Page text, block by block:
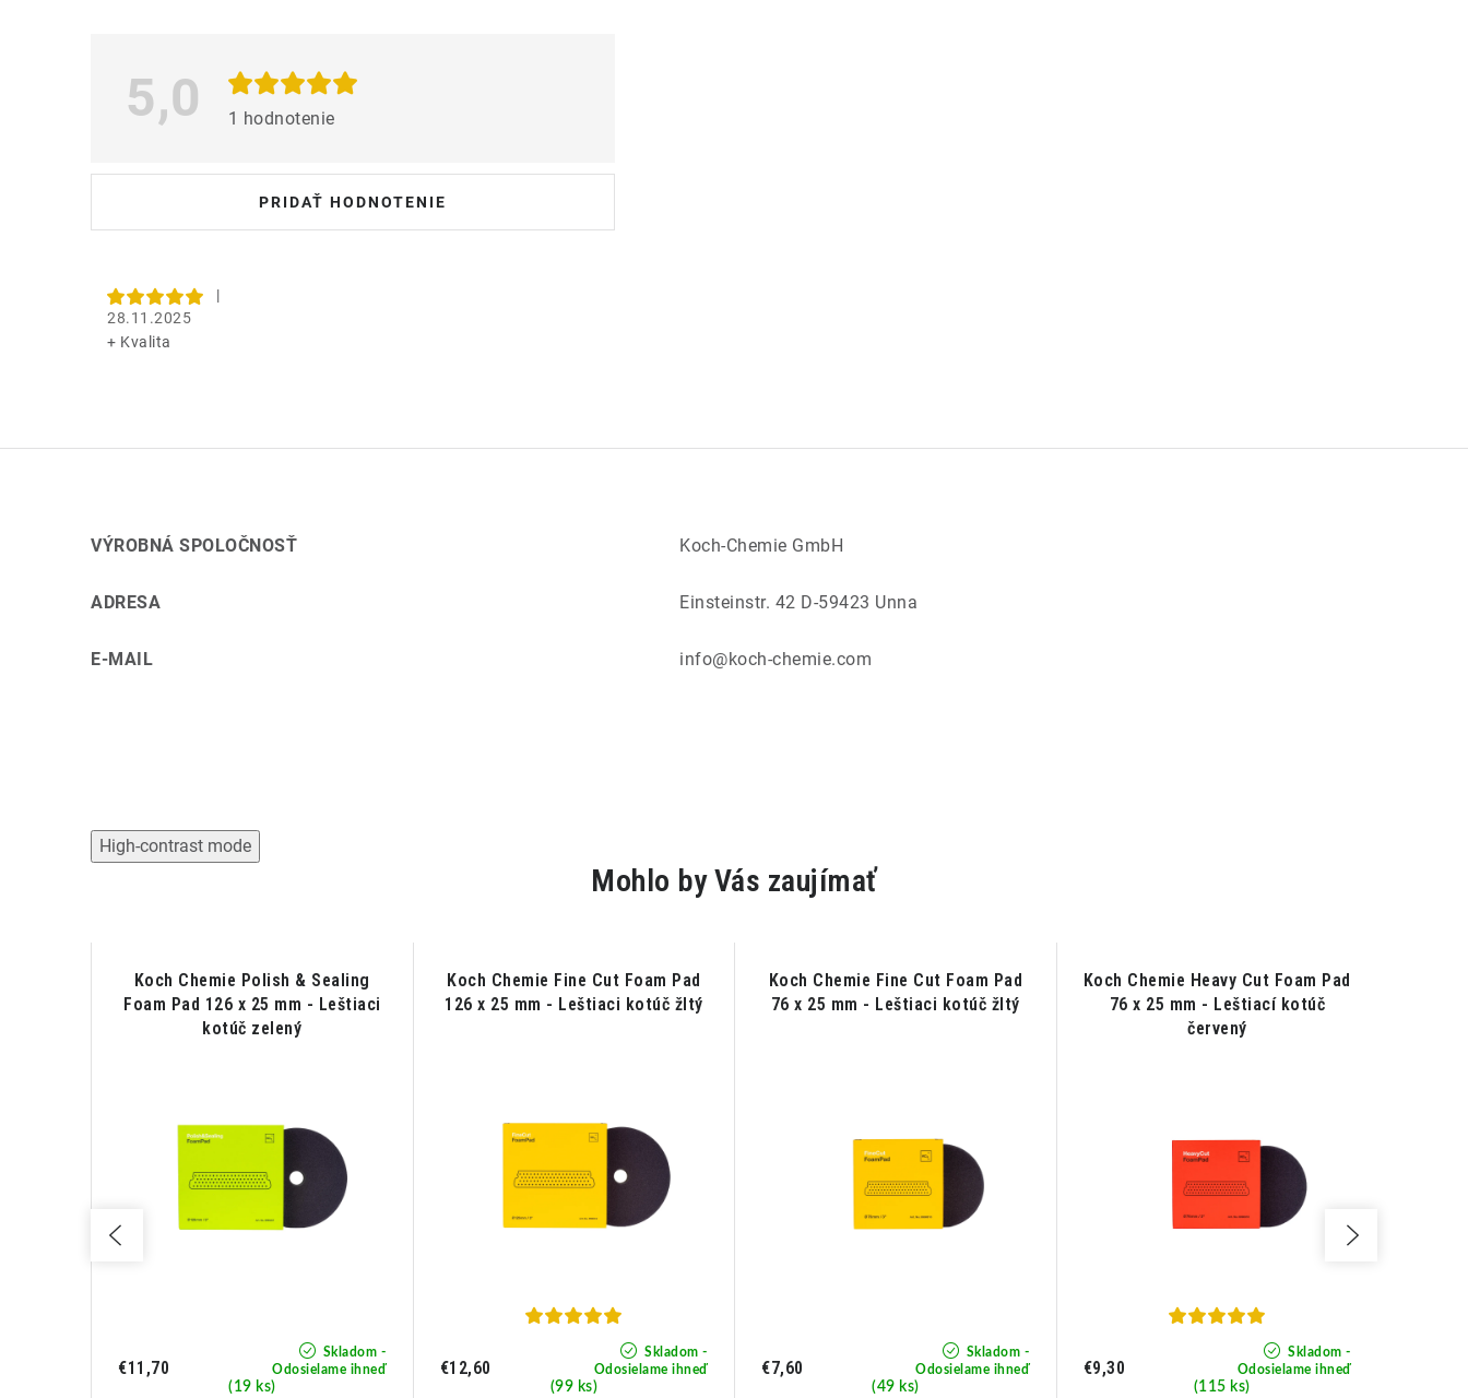
5,0 1 hodnotenie
PRIDAŤ HODNOTENIE
d
í
|
28.11.2025
+ Kvalita
VÝROBNÁ SPOLOČNOSŤ Koch‑Chemie GmbH
ADRESA Einsteinstr. 42 D-59423 Unna
E-MAIL info@koch-chemie.com
High-contrast mode
Mohlo by Vás zaujímať
Koch Chemie Polish & Sealing
Foam Pad 126 x 25 mm - Leštiaci
kotúč zelený
Skladom -
Odosielame ihneď
(19 ks)
€11,70
Koch Chemie Fine Cut Foam Pad
126 x 25 mm - Leštiaci kotúč žltý
Skladom -
Odosielame ihneď
(99 ks)
€12,60
Koch Chemie Fine Cut Foam Pad
76 x 25 mm - Leštiaci kotúč žltý
Skladom -
Odosielame ihneď
(49 ks)
€7,60
Koch Chemie Heavy Cut Foam Pad
76 x 25 mm - Leštiací kotúč
červený
Skladom -
Odosielame ihneď
(115 ks)
€9,30